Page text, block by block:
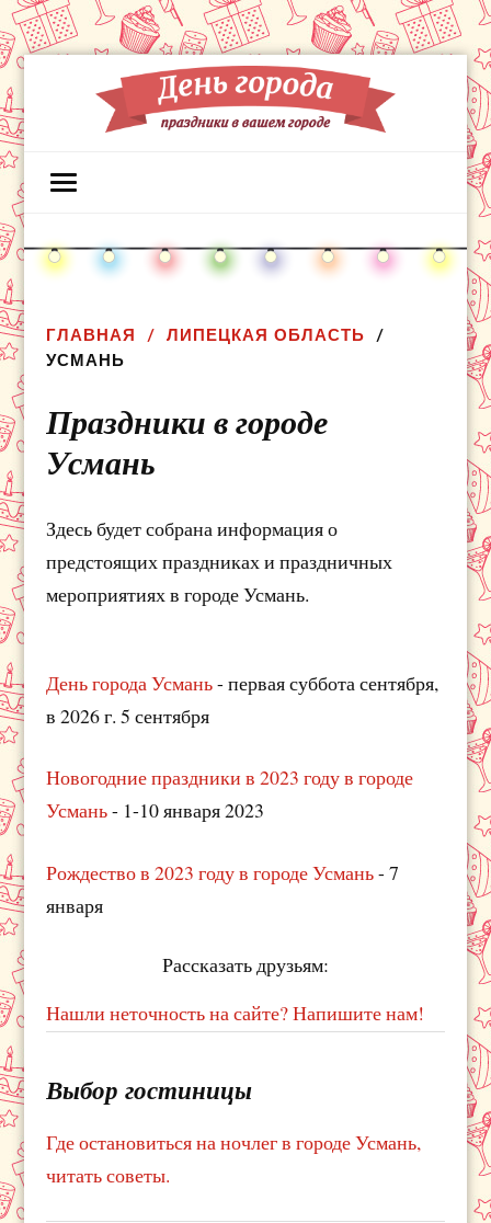
ГЛАВНАЯ
ЛИПЕЦКАЯ ОБЛАСТЬ
УСМАНЬ
Праздники в городе
Усмань
Здесь будет собрана информация о
предстоящих праздниках и праздничных
мероприятиях в городе Усмань.
День города Усмань- первая суббота сентября,
в 2026 г. 5 сентября
Новогодние праздники в 2023 году в городе
Усмань- 1-10 января 2023
Рождество в 2023 году в городе Усмань- 7
января
Рассказать друзьям:
Нашли неточность на сайте? Напишите нам!
Выбор гостиницы
Где остановиться на ночлег в городе Усмань,
читать советы.